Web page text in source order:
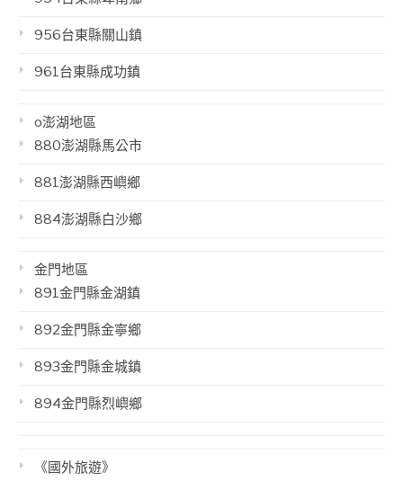
956台東縣關山鎮
961台東縣成功鎮
o澎湖地區
880澎湖縣馬公市
881澎湖縣西嶼鄉
884澎湖縣白沙鄉
金門地區
891金門縣金湖鎮
892金門縣金寧鄉
893金門縣金城鎮
894金門縣烈嶼鄉
《國外旅遊》